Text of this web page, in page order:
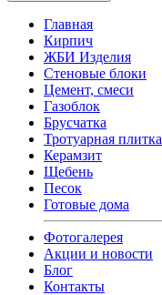
Главная
Кирпич
ЖБИ Изделия
Стеновые блоки
Цемент, смеси
Газоблок
Брусчатка
Тротуарная плитка
Керамзит
Щебень
Песок
Готовые дома
Фотогалерея
Акции и новости
Блог
Контакты